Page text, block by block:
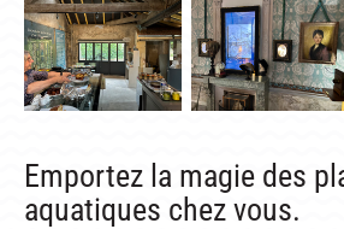
Emportez la magie des
aquatiques chez vous.